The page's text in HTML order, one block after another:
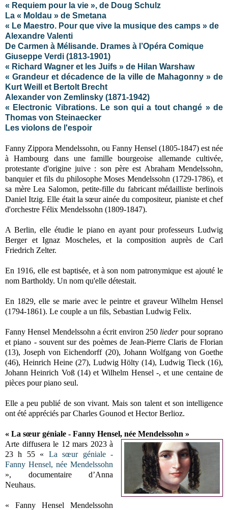
« Requiem pour la vie », de Doug Schulz
La « Moldau » de Smetana
« Le Maestro. Pour que vive la musique des camps » de
Alexandre Valenti
De Carmen à Mélisande. Drames à l’Opéra Comique
Giuseppe Verdi (1813-1901)
« Richard Wagner et les Juifs » de Hilan Warshaw
« Grandeur et décadence de la ville de Mahagonny » de
Kurt Weill et Bertolt Brecht
Alexander von Zemlinsky (1871-1942)
« Electronic Vibrations. Le son qui a tout changé » de
Thomas von Steinaecker
Les violons de l'espoir
Fanny Zippora Mendelssohn, ou Fanny Hensel (1805-1847) est née
à Hambourg dans une famille bourgeoise allemande cultivée,
protestante d'origine juive : son père est Abraham Mendelssohn,
banquier et fils du philosophe Moses Mendelssohn (1729-1786), et
sa mère Lea Salomon, petite-fille du fabricant médailliste berlinois
Daniel Itzig. Elle était la sœur ainée du compositeur, pianiste et chef
d'orchestre Félix Mendelssohn (1809-1847).
A Berlin, elle étudie le piano en ayant pour professeurs Ludwig
Berger et Ignaz Moscheles, et la composition auprès de Carl
Friedrich Zelter.
En 1916, elle est baptisée, et à son nom patronymique est ajouté le
nom Bartholdy. Un nom qu'elle détestait.
En 1829, elle se marie avec le peintre et graveur Wilhelm Hensel
(1794-1861). Le couple a un fils, Sebastian Ludwig Felix.
Fanny Hensel Mendelssohn a écrit environ 250 lieder pour soprano
et piano - souvent sur des poèmes de Jean-Pierre Claris de Florian
(13), Joseph von Eichendorff (20), Johann Wolfgang von Goethe
(46), Heinrich Heine (27), Ludwig Hölty (14), Ludwig Tieck (16),
Johann Heinrich Voß (14) et Wilhelm Hensel -, et une centaine de
pièces pour piano seul.
Elle a peu publié de son vivant. Mais son talent et son intelligence
ont été appréciés par Charles Gounod et Hector Berlioz.
« La sœur géniale - Fanny Hensel, née Mendelssohn »
Arte diffusera le 12 mars 2023 à
23 h 55 « La sœur géniale -
Fanny Hensel, née Mendelssohn
», documentaire d’Anna
Neuhaus.
« Fanny Hensel Mendelssohn